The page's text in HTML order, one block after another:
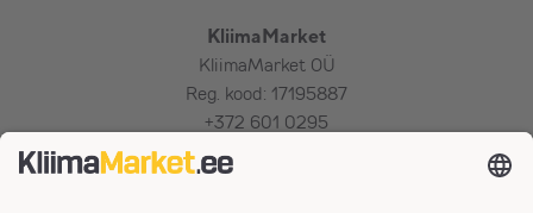
KliimaMarket
KliimaMarket OÜ
Reg. kood: 17195887
+372 601 0295
Facebook
kontakt@kliimamarket.ee